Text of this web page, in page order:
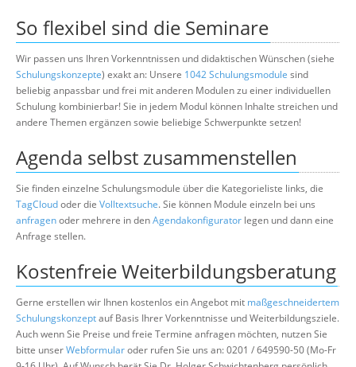
So flexibel sind die Seminare
Wir passen uns Ihren Vorkenntnissen und didaktischen Wünschen (siehe
Schulungskonzepte) exakt an: Unsere 1042 Schulungsmodule sind
beliebig anpassbar und frei mit anderen Modulen zu einer individuellen
Schulung kombinierbar! Sie in jedem Modul können Inhalte streichen und
andere Themen ergänzen sowie beliebige Schwerpunkte setzen!
Agenda selbst zusammenstellen
Sie finden einzelne Schulungsmodule über die Kategorieliste links, die
TagCloudoder die Volltextsuche. Sie können Module einzeln bei uns
anfragenoder mehrere in denAgendakonfigurator legen und dann eine
Anfrage stellen.
Kostenfreie Weiterbildungsberatung
Gerne erstellen wir Ihnen kostenlos ein Angebot mit maßgeschneidertem
Schulungskonzeptauf Basis Ihrer Vorkenntnisse und Weiterbildungsziele.
Auch wenn Sie Preise und freie Termine anfragen möchten, nutzen Sie
bitte unserWebformularoder rufen Sie uns an: 0201 / 649590-50 (Mo-Fr